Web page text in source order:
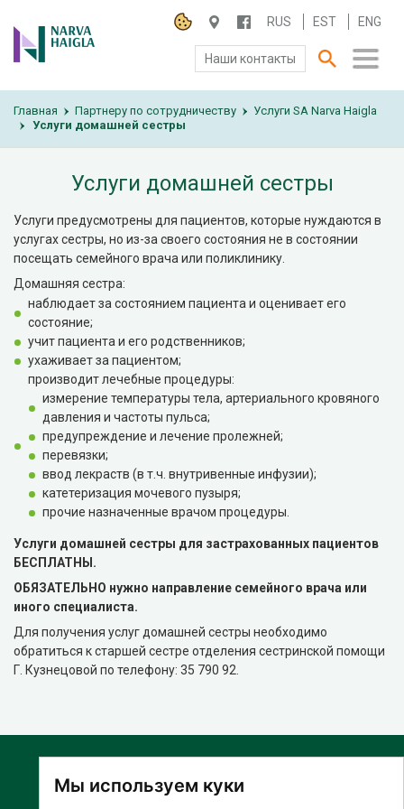
Мы используем куки
RUS EST ENG
Наши контакты
О БОЛЬНИЦЕ
РАБОТА И ПРАКТИКА
Главная Партнеру по сотрудничеству
Услуги SA Narva Haigla
Услуги домашней сестры
Услуги домашней сестры
Услуги предусмотрены для пациентов, которые нуждаются в
услугах сестры, но из-за своего состояния не в состоянии
посещать семейного врача или поликлинику.
Домашняя сестра:
наблюдает за состоянием пациента и оценивает его
состояние;
учит пациента и его родственников;
ухаживает за пациентом;
производит лечебные процедуры:
измерение температуры тела, артериального кровяного
давления и частоты пульса;
предупреждение и лечение пролежней;
перевязки;
ввод лекраств (в т.ч. внутривенные инфузии);
катетеризация мочевого пузыря;
прочие назначенные врачом процедуры.
Услуги домашней сестры для застрахованных пациентов
БЕСПЛАТНЫ.
ОБЯЗАТЕЛЬНО нужно направление семейного врача или
иного специалиста.
Для получения услуг домашней сестры необходимо
обратиться к старшей сестре отделения сестринской помощи
Г. Кузнецовой по телефону: 35 790 92.